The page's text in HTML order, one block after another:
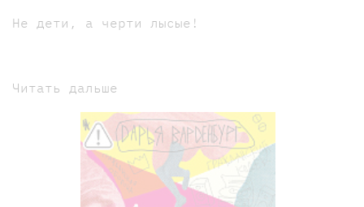
Не дети, а черти лысые!
Читать дальше